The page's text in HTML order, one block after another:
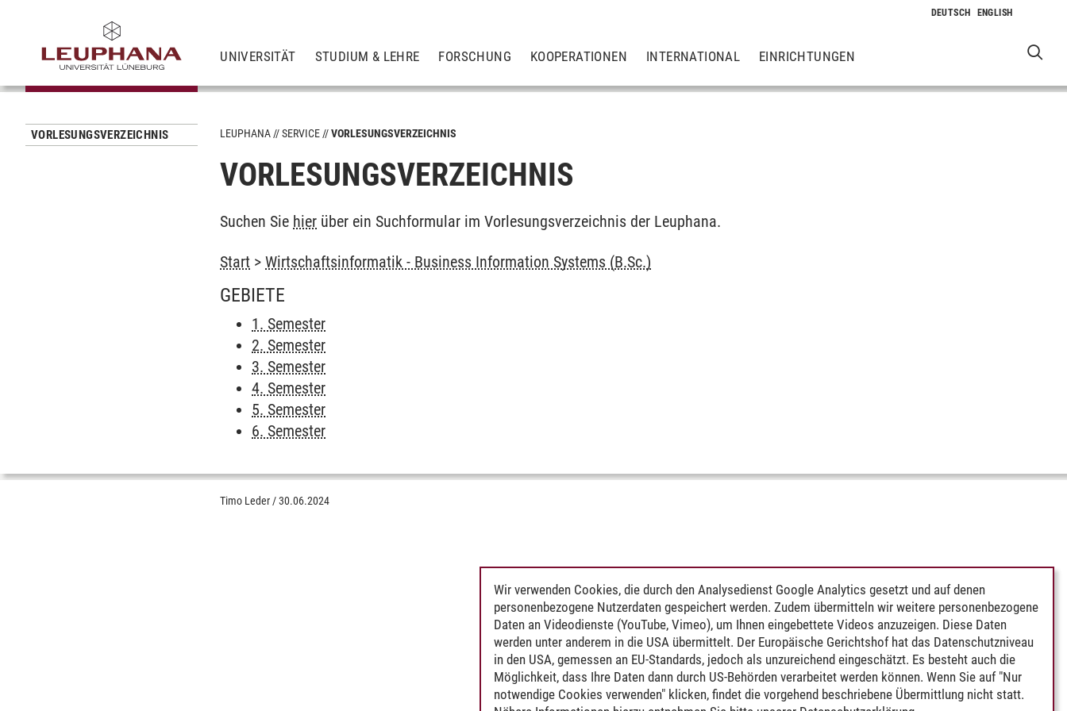
UNIVERSITÄT STUDIUM & LEHRE FORSCHUNG KOOPERATIONEN INTERNATIONAL EINRICHTUNGEN
VORLESUNGSVERZEICHNIS LEUPHANA SERVICE VORLESUNGSVERZEICHNIS
VORLESUNGSVERZEICHNIS
Suchen Sie hier über ein Suchformular im Vorlesungsverzeichnis der Leuphana.
Start >Wirtschaftsinformatik - Business Information Systems (B.Sc.)
GEBIETE
1. Semester
2. Semester
3. Semester
4. Semester
5. Semester
6. Semester
Timo Leder /30.06.2024
Wir verwenden Cookies, die durch den Analysedienst Google Analytics gesetzt und auf denen
personenbezogene Nutzerdaten gespeichert werden. Zudem übermitteln wir weitere personenbezogene
Daten an Videodienste (YouTube, Vimeo), um Ihnen eingebettete Videos anzuzeigen. Diese Daten
werden unter anderem in die USA übermittelt. Der Europäische Gerichtshof hat das Datenschutzniveau
in den USA, gemessen an EU-Standards, jedoch als unzureichend eingeschätzt. Es besteht auch die
Möglichkeit, dass Ihre Daten dann durch US-Behörden verarbeitet werden können. Wenn Sie auf "Nur
notwendige Cookies verwenden" klicken, findet die vorgehend beschriebene Übermittlung nicht statt.